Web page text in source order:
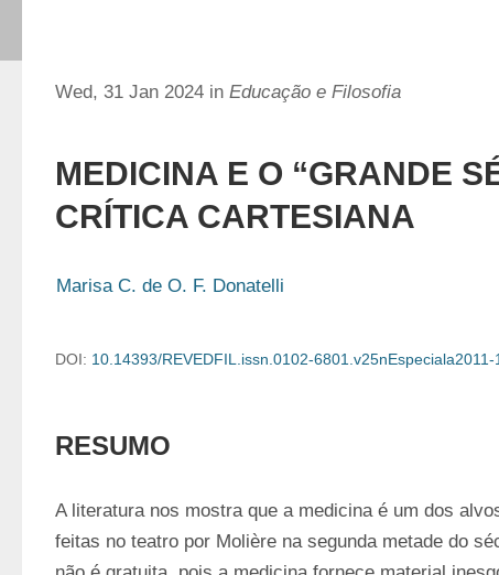
Wed, 31 Jan 2024 in Educação e Filosofia
MEDICINA E O “GRANDE
CRÍTICA CARTESIANA
Marisa C. de O. F. Donatelli
DOI: 10.14393/REVEDFIL.issn.0102-6801.v25nEspeciala2011-
RESUMO
A literatura nos mostra que a medicina é um dos
feitas no teatro por Molière na segunda metade do